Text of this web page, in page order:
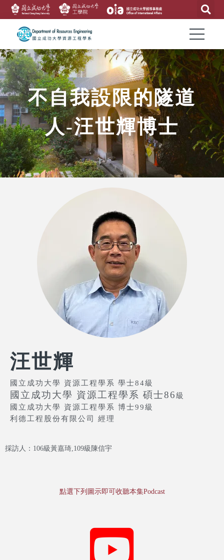
不自我設限的隧道
人-汪世輝博士
汪世輝
國立成功大學 資源工程學系 學士84級
國立成功大學 資源工程學系 碩士86級
國立成功大學 資源工程學系 博士99級
利德工程股份有限公司 經理
採訪人：106級黃嘉琦,109級陳信宇
點選下列圖示即可收聽本集Podcast